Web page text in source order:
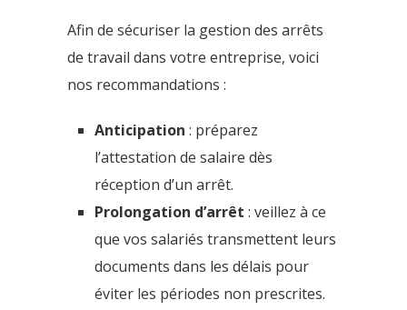
Afin de sécuriser la gestion des arrêts
de travail dans votre entreprise, voici
nos recommandations :
Anticipation : préparez
l’attestation de salaire dès
réception d’un arrêt.
Prolongation d’arrêt : veillez à ce
que vos salariés transmettent leurs
documents dans les délais pour
éviter les périodes non prescrites.